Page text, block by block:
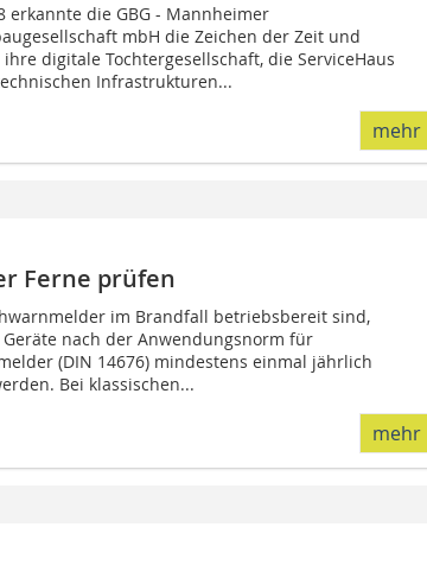
erkannte die GBG - Mannheimer
mbH die Zeichen der Zeit und
digitale Tochtergesellschaft, die ServiceHaus
Infrastrukturen...
mehr
Ferne prüfen
im Brandfall be­­triebsbereit sind,
nach der Anwendungsnorm für
(DIN 14676) mindestens einmal jährlich
Bei klassischen...
mehr